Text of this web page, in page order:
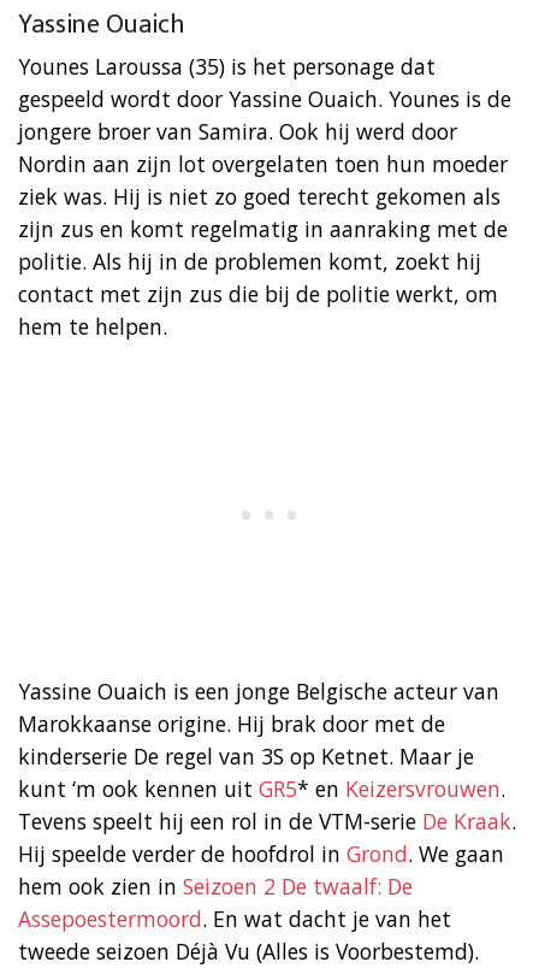
Yassine Ouaich
Younes Laroussa (35) is het personage dat
gespeeld wordt door Yassine Ouaich. Younes is de
jongere broer van Samira. Ook hij werd door
Nordin aan zijn lot overgelaten toen hun moeder
ziek was. Hij is niet zo goed terecht gekomen als
zijn zus en komt regelmatig in aanraking met de
politie. Als hij in de problemen komt, zoekt hij
contact met zijn zus die bij de politie werkt, om
hem te helpen.
Yassine Ouaich is een jonge Belgische acteur van
Marokkaanse origine. Hij brak door met de
kinderserie De regel van 3S op Ketnet. Maar je
kunt ‘m ook kennen uit GR5* en Keizersvrouwen.
Tevens speelt hij een rol in de VTM-serie De Kraak.
Hij speelde verder de hoofdrol in Grond. We gaan
hem ook zien in Seizoen 2 De twaalf: De
Assepoestermoord. En wat dacht je van het
tweede seizoen Déjà Vu (Alles is Voorbestemd).